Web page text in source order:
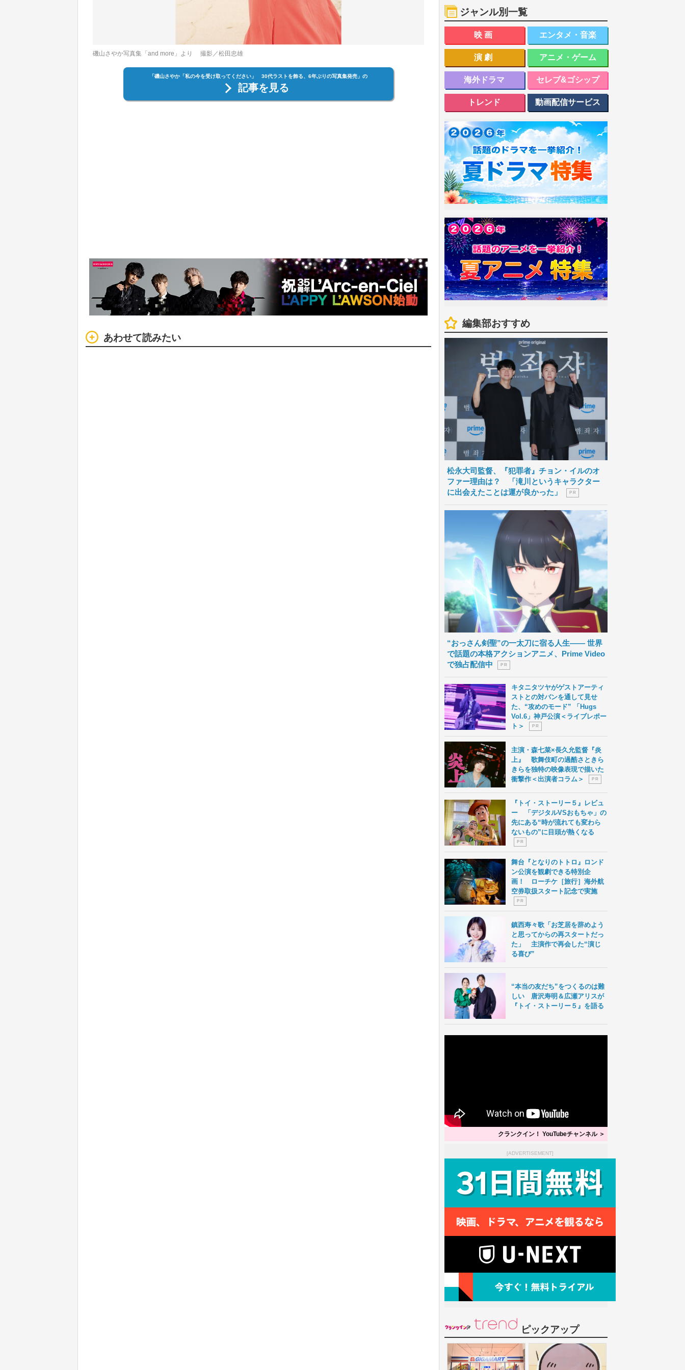
磯山さやか写真集「and more」より 撮影／松田忠雄
「磯山さやか「私の今を受け取ってください」 30代ラストを飾る、6年ぶりの写真集発売」の
記事を見る
あわせて読みたい
ジャンル別一覧
映画 エンタメ・音楽
演劇 アニメ・ゲーム
海外ドラマ セレブ&ゴシップ
トレンド 動画配信サービス
編集部おすすめ
松永大司監督、『犯罪者』チョン・イルのオ
ファー理由は？ 「滝川というキャラクター
に出会えたことは運が良かった」
P R
“おっさん剣聖”の一太刀に宿る人生―― 世界
で話題の本格アクションアニメ、Prime Video
で独占配信中
P R
キタニタツヤがゲストアーティ
ストとの対バンを通して見せ
た、“攻めのモード” 「Hugs
Vol.6」神戸公演＜ライブレポー
ト＞
P R
主演・森七菜×長久允監督『炎
上』 歌舞伎町の過酷さときら
きらを独特の映像表現で描いた
衝撃作＜出演者コラム＞
P R
『トイ・ストーリー５』レビュ
ー 「デジタルVSおもちゃ」の
先にある“時が流れても変わら
ないもの”に目頭が熱くなる
P R
舞台『となりのトトロ』ロンド
ン公演を観劇できる特別企
画！ ローチケ［旅行］海外航
空券取扱スタート記念で実施
P R
鎮西寿々歌「お芝居を辞めよう
と思ってからの再スタートだっ
た」 主演作で再会した“演じ
る喜び”
“本当の友だち”をつくるのは難
しい 唐沢寿明＆広瀬アリスが
『トイ・ストーリー５』を語る
クランクイン！ YouTubeチャンネル ＞
[ADVERTISEMENT]
ピックアップ